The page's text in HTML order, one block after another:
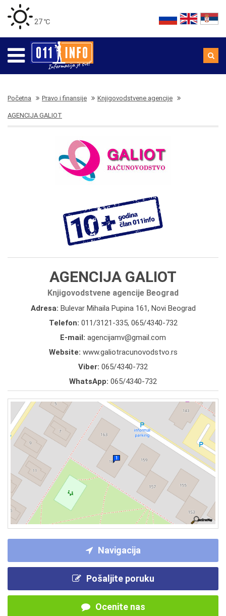
27 ℃
Početna Pravo i finansije Knjigovodstvene agencije
AGENCIJA GALIOT
AGENCIJA GALIOT
Knjigovodstvene agencije Beograd
Adresa: Bulevar Mihaila Pupina 161, Novi Beograd
Telefon: 011/3121-335, 065/4340-732
E-mail: agencijamv@gmail.com
Website: www.galiotracunovodstvo.rs
Viber: 065/4340-732
WhatsApp: 065/4340-732
Navigacija
Pošaljite poruku
Ocenite nas